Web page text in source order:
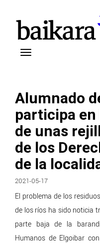
Alumnado
participa
de unas
de los
de la
2021-05-17
El problema de los
de los ríos ha sido noticia
parte baja de la
Humanos de Elgoibar